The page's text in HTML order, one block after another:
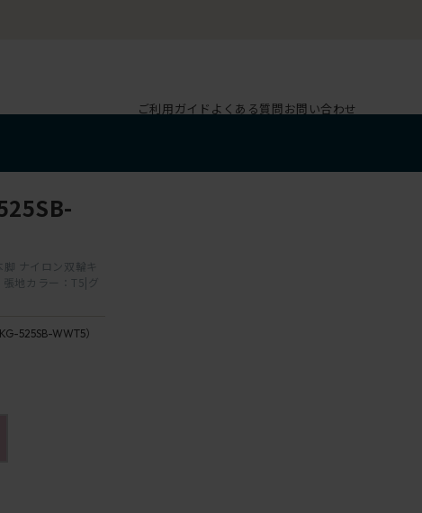
ご利用ガイド よくある質問お問い合わせ
ナイロン双輪キ
地カラー：T5|グ
KG-525SB-WWT5）